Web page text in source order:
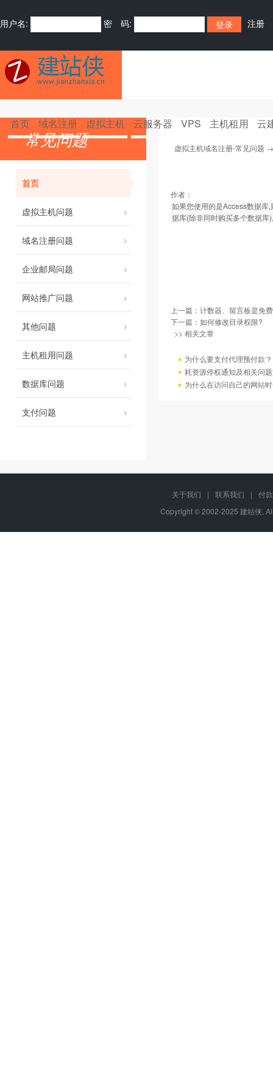
用户名: 密 码: 注册
首页 域名注册 虚拟主机 云服务器 VPS 主机租用 云
常见问题
首页
虚拟主机问题
域名注册问题
企业邮局问题
网站推广问题
其他问题
主机租用问题
数据库问题
支付问题
虚拟主机域名注册-常见问题
作者：
如果您使用的是Access数据库
据库(除非同时购买多个数据库
上一篇： 计数器、留言板是免
下一篇： 如何修改目录权限?
>> 相关文章
为什么要支付代理预付款？
耗资源停权通知及相关问
为什么在访问自己的网站
关于我们 | 联系我们 |
付
Copyright © 2002-2025 建站侠,